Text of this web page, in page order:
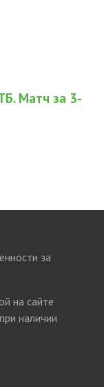
Матч за 3-
за
на сайте
наличии